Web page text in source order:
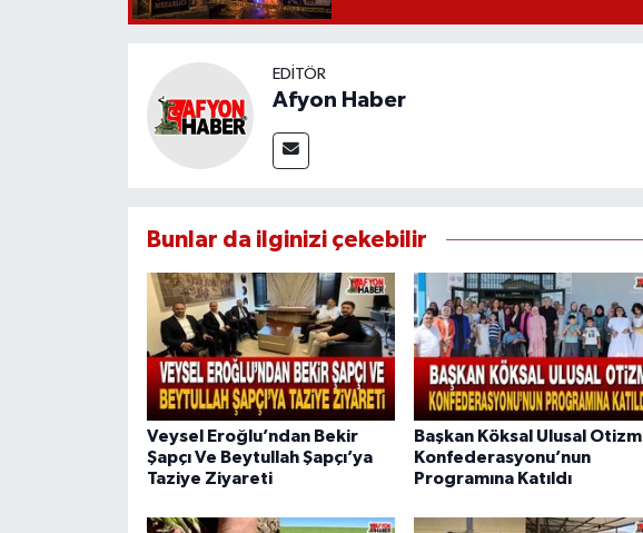
EDITÖR
Afyon Haber
Bunlar da ilginizi çekebilir
Veysel Eroğlu’ndan Bekir
Şapçı Ve Beytullah Şapçı’ya
Taziye Ziyareti
Başkan Köksal Ulusal Otizm
Konfederasyonu’nun
Programına Katıldı